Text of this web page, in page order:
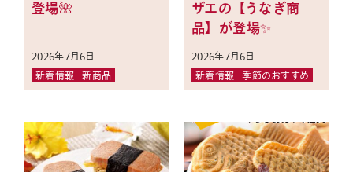
おはぎ・おむすびへのこだわり
登場🌺
2026年7月6日
新着情報 新商品
ザエの【うなぎ商
品】が登場✨
2026年7月6日
新着情報 季節のおすすめ